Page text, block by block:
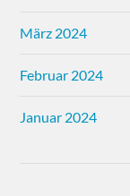
März 2024
Februar 2024
Januar 2024